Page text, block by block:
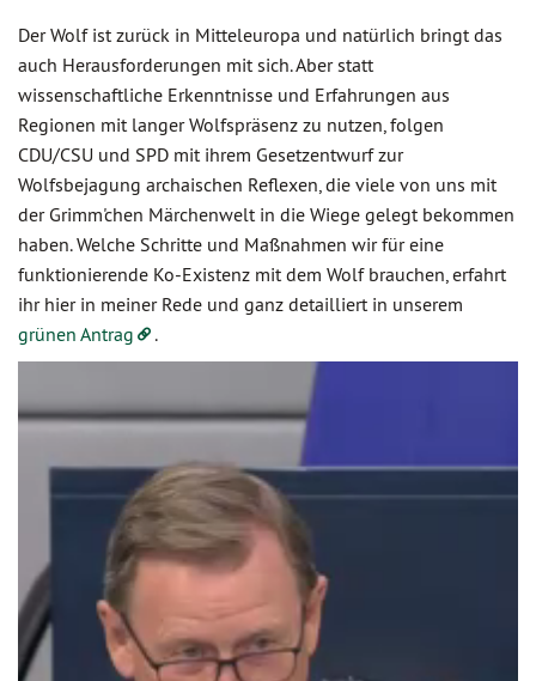
Der Wolf ist zurück in Mitteleuropa und natürlich bringt das
auch Herausforderungen mit sich. Aber statt
wissenschaftliche Erkenntnisse und Erfahrungen aus
Regionen mit langer Wolfspräsenz zu nutzen, folgen
CDU/CSU und SPD mit ihrem Gesetzentwurf zur
Wolfsbejagung archaischen Reflexen, die viele von uns mit
der Grimm'chen Märchenwelt in die Wiege gelegt bekommen
haben. Welche Schritte und Maßnahmen wir für eine
funktionierende Ko-Existenz mit dem Wolf brauchen, erfahrt
ihr hier in meiner Rede und ganz detailliert in unserem
grünen Antrag
.